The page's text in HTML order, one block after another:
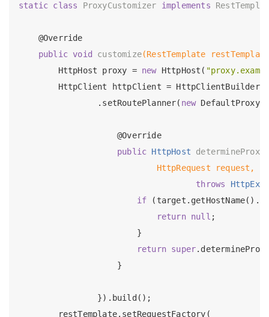
static class ProxyCustomizer implements
@Override
public void customize(RestTemplate
        HttpHost proxy =
new HttpHost(
HttpClient httpClient =
                .setRoutePlanner(
new
@Override
public HttpHost determineProxy
HttpRequest request,
throws
if
return null ;
                        }
return super
                    }
                }).build();
        restTemplate.setRequestFactory(